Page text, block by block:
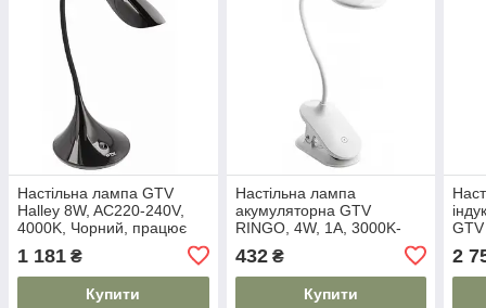
Настільна лампа GTV
Halley 8W, AC220-240V,
4000K, Чорний, працює
HAL8W-10-DEC)
1 181 ₴
Купити
Настільна лампа
акумуляторна GTV
RINGO, 4W, 1A, 3000K-
6000K, 3-CCT, димер, біла
(LB-RIN4W-00-DEC)
432₴
Купити
від
2